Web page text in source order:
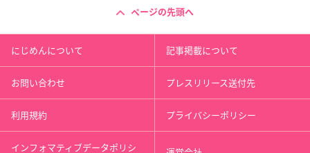
ページの先頭へ
にじめんについて 記事掲載について
お問い合わせ プレスリリース送付先
利用規約 プライバシーポリシー
インフォマティブデータポリシ